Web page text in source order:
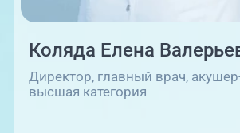
г. Копейск: пр-т Славы, 7
Коляда Елена
Директор, главный врач,
высшая категория